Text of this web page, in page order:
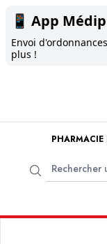
📱 App
Envoi
plus !
PHARMACIE